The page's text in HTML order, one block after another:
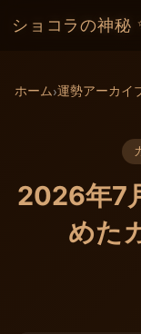
ショコラの神秘
ホーム›運勢アーカイ
2026年7
めた